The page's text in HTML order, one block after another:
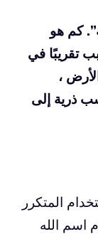
كم هو
تقريبًا في
،
ذرية إلى
المتكرر
اسم الله